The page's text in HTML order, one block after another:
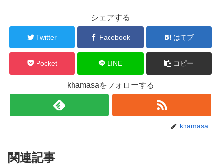
シェアする
Twitter Facebook はてブ
Pocket LINE コピー
khamasaをフォローする
khamasa
関連記事